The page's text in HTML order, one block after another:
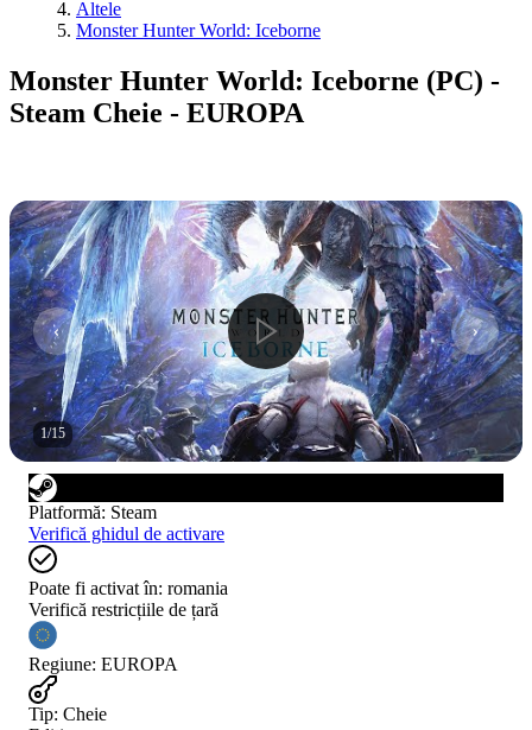
Altele
Monster Hunter World: Iceborne
Monster Hunter World: Iceborne (PC) -
Steam Cheie - EUROPA
1/15
Platformă: Steam
Verifică ghidul de activare
Poate fi activat în: romania
Verifică restricțiile de țară
Regiune: EUROPA
Tip: Cheie